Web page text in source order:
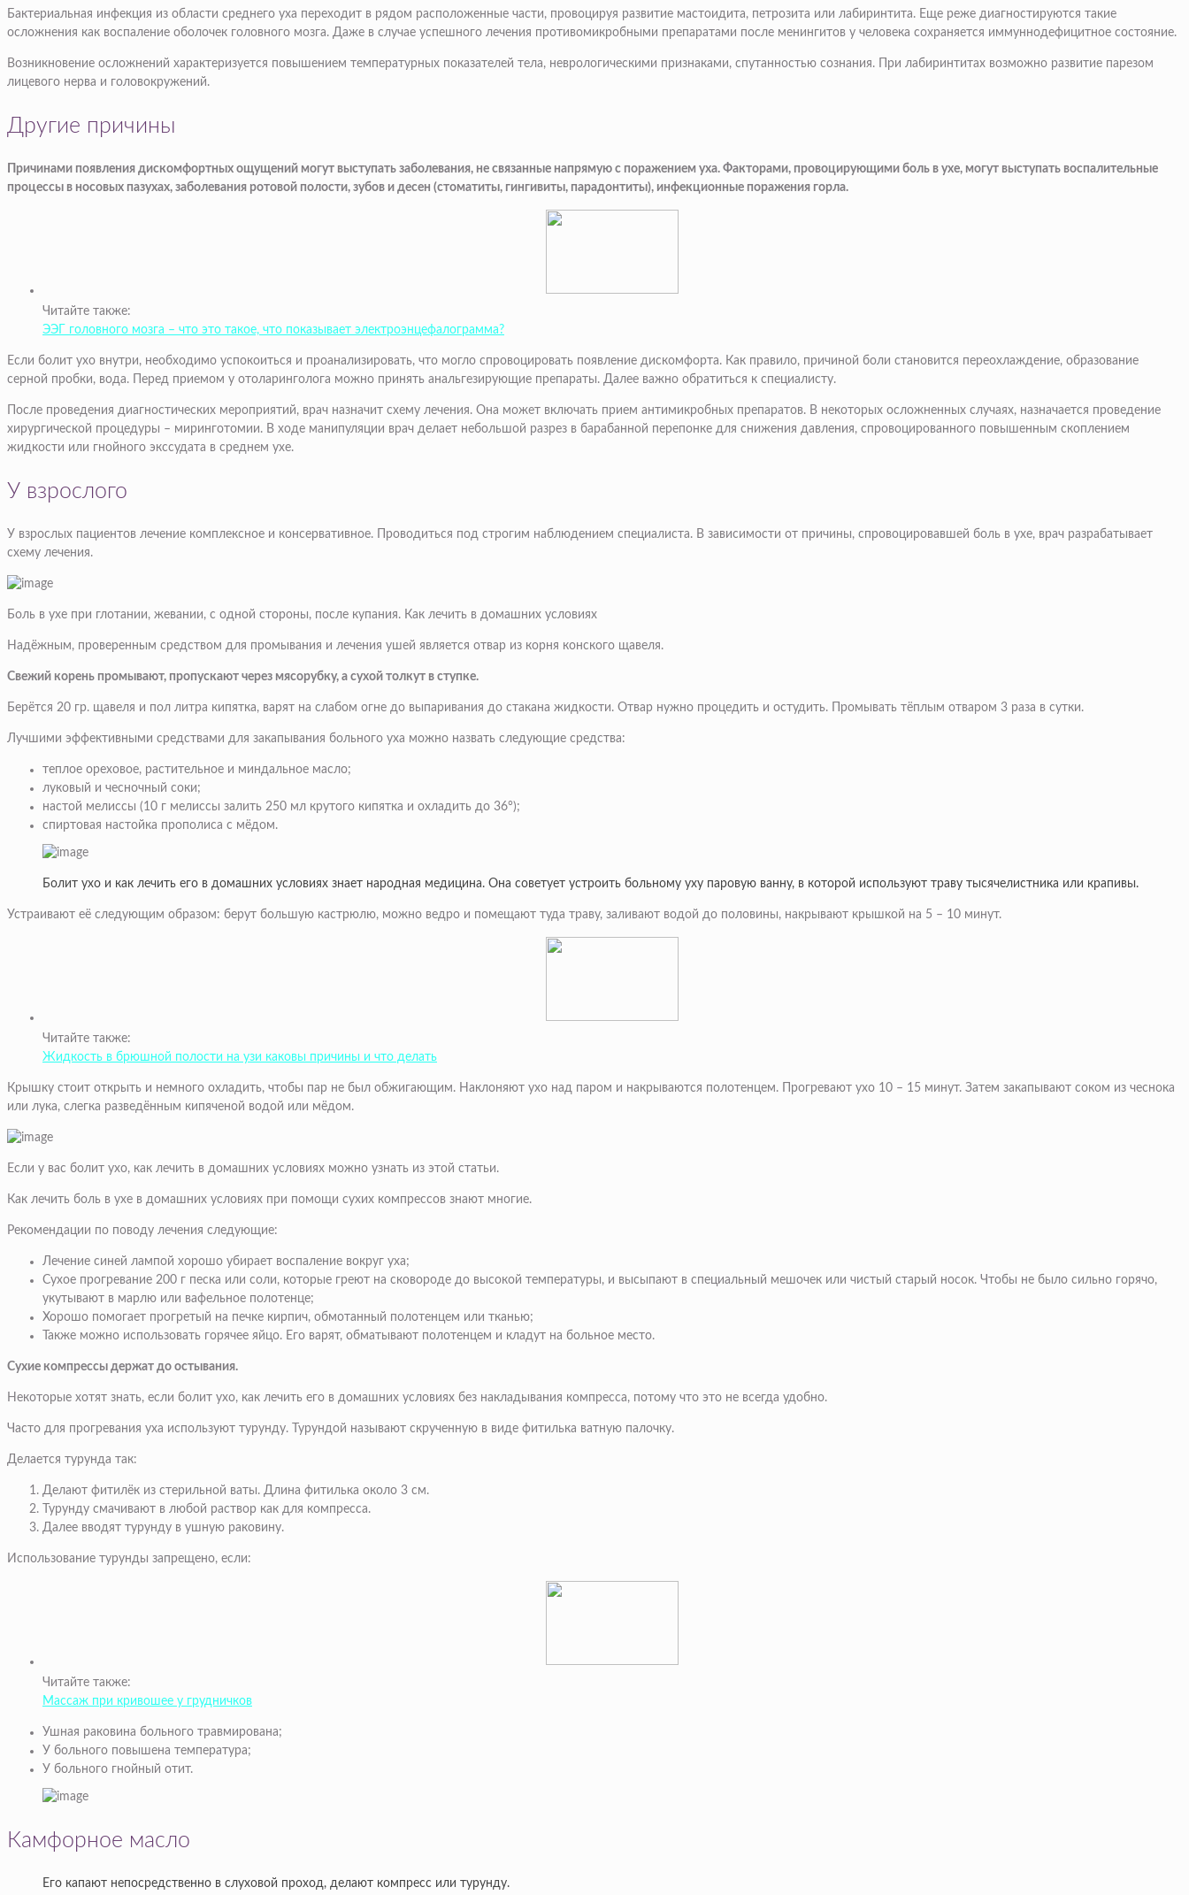
Бактериальная инфекция из области среднего уха переходит в рядом расположенные части, провоцируя развитие мастоидита, петрозита или лабиринтита. Еще реже диагностируются такие
осложнения как воспаление оболочек головного мозга. Даже в случае успешного лечения противомикробными препаратами после менингитов у человека сохраняется иммуннодефицитное состояние.
Возникновение осложнений характеризуется повышением температурных показателей тела, неврологическими признаками, спутанностью сознания. При лабиринтитах возможно развитие парезом
лицевого нерва и головокружений.
Другие причины
Причинами появления дискомфортных ощущений могут выступать заболевания, не связанные напрямую с поражением уха. Факторами, провоцирующими боль в ухе, могут выступать воспалительные
процессы в носовых пазухах, заболевания ротовой полости, зубов и десен (стоматиты, гингивиты, парадонтиты), инфекционные поражения горла.
Читайте также:
ЭЭГ головного мозга – что это такое, что показывает электроэнцефалограмма?
Если болит ухо внутри, необходимо успокоиться и проанализировать, что могло спровоцировать появление дискомфорта. Как правило, причиной боли становится переохлаждение, образование
серной пробки, вода. Перед приемом у отоларинголога можно принять анальгезирующие препараты. Далее важно обратиться к специалисту.
После проведения диагностических мероприятий, врач назначит схему лечения. Она может включать прием антимикробных препаратов. В некоторых осложненных случаях, назначается проведение
хирургической процедуры – миринготомии. В ходе манипуляции врач делает небольшой разрез в барабанной перепонке для снижения давления, спровоцированного повышенным скоплением
жидкости или гнойного экссудата в среднем ухе.
У взрослого
У взрослых пациентов лечение комплексное и консервативное. Проводиться под строгим наблюдением специалиста. В зависимости от причины, спровоцировавшей боль в ухе, врач разрабатывает
схему лечения.
Боль в ухе при глотании, жевании, с одной стороны, после купания. Как лечить в домашних условиях
Надёжным, проверенным средством для промывания и лечения ушей является отвар из корня конского щавеля.
Свежий корень промывают, пропускают через мясорубку, а сухой толкут в ступке.
Берётся 20 гр. щавеля и пол литра кипятка, варят на слабом огне до выпаривания до стакана жидкости. Отвар нужно процедить и остудить. Промывать тёплым отваром 3 раза в сутки.
Лучшими эффективными средствами для закапывания больного уха можно назвать следующие средства:
теплое ореховое, растительное и миндальное масло;
луковый и чесночный соки;
настой мелиссы (10 г мелиссы залить 250 мл крутого кипятка и охладить до 36°);
спиртовая настойка прополиса с мёдом.
Болит ухо и как лечить его в домашних условиях знает народная медицина. Она советует устроить больному уху паровую ванну, в которой используют траву тысячелистника или крапивы.
Устраивают её следующим образом: берут большую кастрюлю, можно ведро и помещают туда траву, заливают водой до половины, накрывают крышкой на 5 – 10 минут.
Читайте также:
Жидкость в брюшной полости на узи каковы причины и что делать
Крышку стоит открыть и немного охладить, чтобы пар не был обжигающим. Наклоняют ухо над паром и накрываются полотенцем. Прогревают ухо 10 – 15 минут. Затем закапывают соком из чеснока
или лука, слегка разведённым кипяченой водой или мёдом.
Если у вас болит ухо, как лечить в домашних условиях можно узнать из этой статьи.
Как лечить боль в ухе в домашних условиях при помощи сухих компрессов знают многие.
Рекомендации по поводу лечения следующие:
Лечение синей лампой хорошо убирает воспаление вокруг уха;
Сухое прогревание 200 г песка или соли, которые греют на сковороде до высокой температуры, и высыпают в специальный мешочек или чистый старый носок. Чтобы не было сильно горячо,
укутывают в марлю или вафельное полотенце;
Хорошо помогает прогретый на печке кирпич, обмотанный полотенцем или тканью;
Также можно использовать горячее яйцо. Его варят, обматывают полотенцем и кладут на больное место.
Сухие компрессы держат до остывания.
Некоторые хотят знать, если болит ухо, как лечить его в домашних условиях без накладывания компресса, потому что это не всегда удобно.
Часто для прогревания уха используют турунду. Турундой называют скрученную в виде фитилька ватную палочку.
Делается турунда так:
Делают фитилёк из стерильной ваты. Длина фитилька около 3 см.
Турунду смачивают в любой раствор как для компресса.
Далее вводят турунду в ушную раковину.
Использование турунды запрещено, если:
Читайте также:
Массаж при кривошее у грудничков
Ушная раковина больного травмирована;
У больного повышена температура;
У больного гнойный отит.
Камфорное масло
Его капают непосредственно в слуховой проход, делают компресс или турунду.